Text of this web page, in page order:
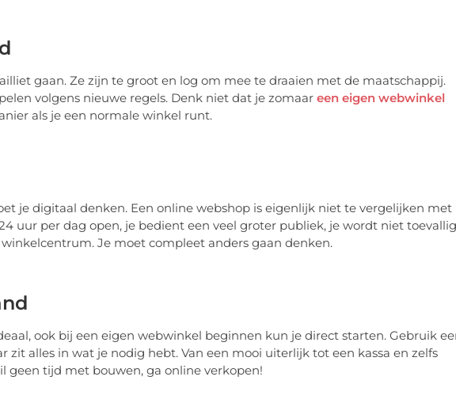
gaan. Ze zijn te groot en log om mee te draaien met de maatschappij.
volgens nieuwe regels. Denk niet dat je zomaar een eigen webwinkel
als je een normale winkel runt.
je digitaal denken. Een online webshop is eigenlijk niet te vergelijken met
uur per dag open, je bedient een veel groter publiek, je wordt niet toevallig
Je moet compleet anders gaan denken.
ook bij een eigen webwinkel beginnen kun je direct starten. Gebruik
zit alles in wat je nodig hebt. Van een mooi uiterlijk tot een kassa en zelfs
geen tijd met bouwen, ga online verkopen!